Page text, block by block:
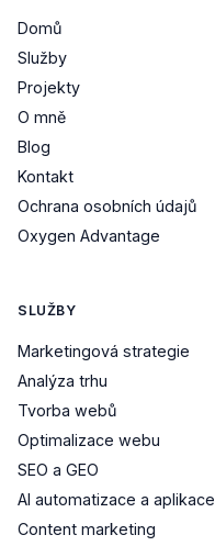
Domů
Služby
Projekty
O mně
Blog
Kontakt
Ochrana osobních údajů
Oxygen Advantage
SLUŽBY
Marketingová strategie
Analýza trhu
Tvorba webů
Optimalizace webu
SEO a GEO
AI automatizace a aplikace
Content marketing